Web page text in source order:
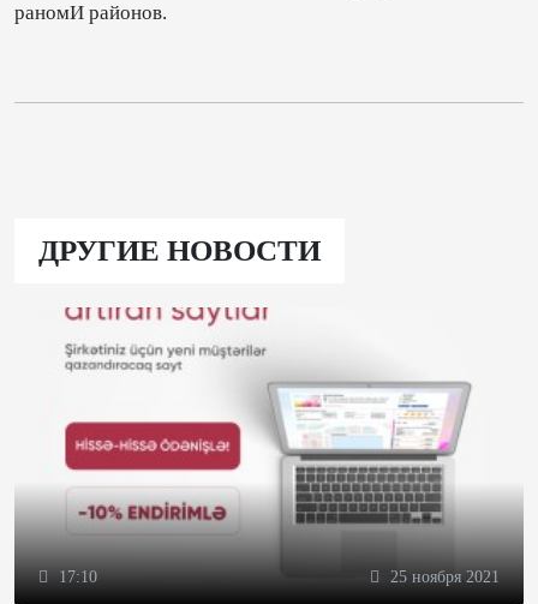
раномИ районов.
ДРУГИЕ НОВОСТИ
17:10 25 ноября 2021